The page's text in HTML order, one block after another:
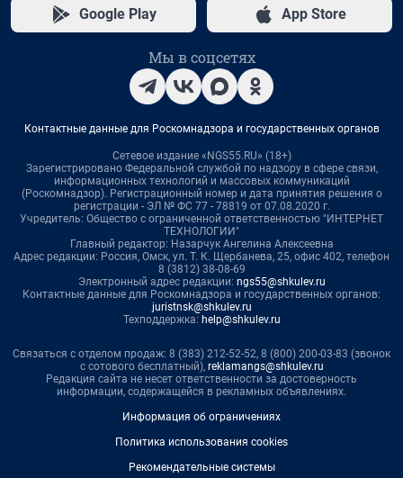
Google Play App Store
Мы в соцсетях
Контактные данные для Роскомнадзора и государственных органов
Сетевое издание «NGS55.RU» (18+)
Зарегистрировано Федеральной службой по надзору в сфере связи,
информационных технологий и массовых коммуникаций
(Роскомнадзор). Регистрационный номер и дата принятия решения о
регистрации - ЭЛ № ФС 77 - 78819 от 07.08.2020 г.
Учредитель: Общество с ограниченной ответственностью "ИНТЕРНЕТ
ТЕХНОЛОГИИ"
Главный редактор: Назарчук Ангелина Алексеевна
Адрес редакции: Россия, Омск, ул. Т. К. Щербанева, 25, офис 402, телефон
8 (3812) 38-08-69
Электронный адрес редакции: ngs55@shkulev.ru
Контактные данные для Роскомнадзора и государственных органов:
juristnsk@shkulev.ru
Техподдержка: help@shkulev.ru
Связаться с отделом продаж: 8 (383) 212-52-52, 8 (800) 200-03-83 (звонок
с сотового бесплатный), reklamangs@shkulev.ru
Редакция сайта не несет ответственности за достоверность
информации, содержащейся в рекламных объявлениях.
Информация об ограничениях
Политика использования cookies
Рекомендательные системы